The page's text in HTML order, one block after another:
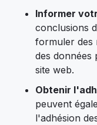
Informer
conclusions
formuler des
des
site web.
Obtenir
peuvent
l'adhésion